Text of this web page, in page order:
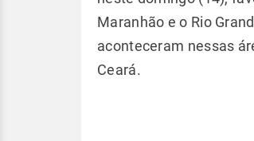
Maranhão e o Rio
aconteceram nessas
Ceará.